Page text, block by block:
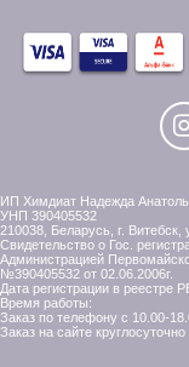
ИП Химдиат Надежда
УНП 390405532
210038, Беларусь, г. Витебск,
Свидетельство о Гос.
Администрацией
№390405532 от 02.06.2006г.
Дата регистрации в реестре
Время работы:
Заказ по телефону с 10.00-
Заказ на сайте круглосуточно